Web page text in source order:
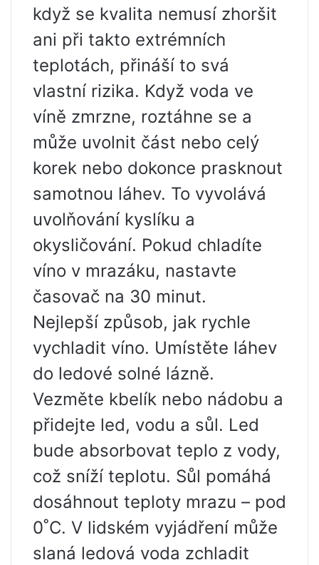
když se kvalita nemusí zhoršit
ani při takto extrémních
teplotách, přináší to svá
vlastní rizika. Když voda ve
víně zmrzne, roztáhne se a
může uvolnit část nebo celý
korek nebo dokonce prasknout
samotnou láhev. To vyvolává
uvolňování kyslíku a
okysličování. Pokud chladíte
víno v mrazáku, nastavte
časovač na 30 minut.
Nejlepší způsob, jak rychle
vychladit víno. Umístěte láhev
do ledové solné lázně.
Vezměte kbelík nebo nádobu a
přidejte led, vodu a sůl. Led
bude absorbovat teplo z vody,
což sníží teplotu. Sůl pomáhá
dosáhnout teploty mrazu – pod
0˚C. V lidském vyjádření může
slaná ledová voda zchladit